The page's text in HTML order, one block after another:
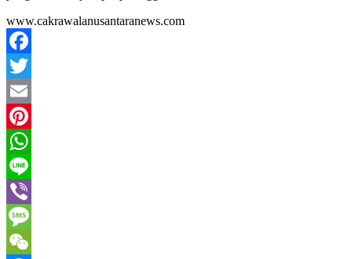
www.cakrawalanusantaranews.com
Facebook
Twitter
Email
Pinterest
WhatsApp
Line
Viber
Message